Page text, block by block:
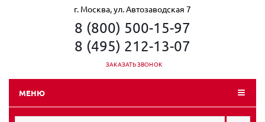
г. Москва, ул. Автозаводская 7
8 (800) 500-15-97
8 (495) 212-13-07
ЗАКАЗАТЬ ЗВОНОК
МЕНЮ